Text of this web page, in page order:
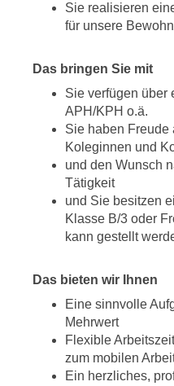
Sie realisieren
für unsere
Das bringen Sie mit
Sie verfügen über
APH/KPH o.ä.
Sie haben Freude
Koleginnen und
und den Wunsch
Tätigkeit
und Sie besitzen
Klasse B/3 oder
kann gestellt
Das bieten wir Ihnen
Eine sinnvolle
Mehrwert
Flexible
zum mobilen
Ein herzliches,